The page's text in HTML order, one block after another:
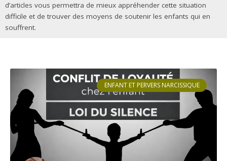
d’articles vous permettra de mieux appréhender cette situation
difficile et de trouver des moyens de soutenir les enfants qui en
souffrent.
ENFANT ET PERVERS NARCISSIQUE